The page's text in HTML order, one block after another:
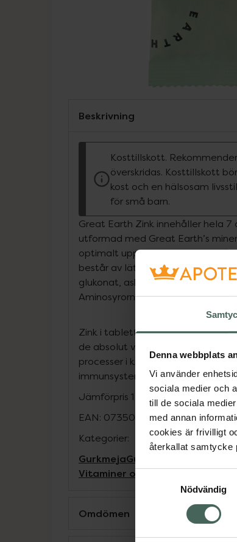
Denna webbplats
Vi använder
sociala medier och
till de sociala
med annan
cookies är frivilligt
återkallat samtycke
Samtyckesval
Nödvändig
Beskrivning
Kosttillskott.
överskridas. Kosttillskott
kost och en hälsosam
för små barn.
Great Earth Zink innehåller hela 7
utformad med Great Earth’s
optimalt upptag av mineraler i
består av lättlösliga och
glukonat, askorbat, malat,
Aminosyrorna hjälper till att
Zink i tablettform innehåller
de absolut viktigaste mineralerna
processer i kroppen. Zink är bland
immunsystemets funktion,
Jämförpris 1 kr
st
EAN: 07350031364545
Kategorier:
GurkmejaGurkmeja
Vitaminer och mineraler
Omdömen